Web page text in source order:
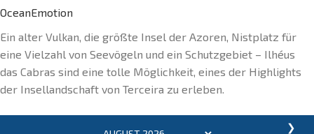
OceanEmotion
Ein alter Vulkan, die größte Insel der Azoren, Nistplatz für
eine Vielzahl von Seevögeln und ein Schutzgebiet – Ilhéus
das Cabras sind eine tolle Möglichkeit, eines der Highlights
der Insellandschaft von Terceira zu erleben.
❯